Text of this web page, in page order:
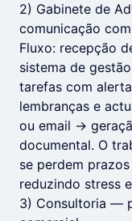
2) Gabinete de
comunicação
Fluxo: recepção
sistema de
tarefas com
lembranças e
ou email →
documental. O
se perdem
reduzindo stress
3) Consultoria —